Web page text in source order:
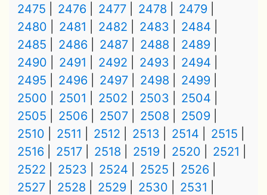
2475
2476 2477 2478
2479
2480
2481 2482 2483
2484
2485
2486 2487 2488
2489
2490
2491 2492 2493
2494
2495
2496 2497 2498
2499
2500
2501 2502 2503
2504
2505
2506 2507 2508
2509
2510
2511 2512 2513 2514
2515
2516
2517 2518 2519 2520
2521
2522
2523 2524 2525
2526
2527
2528 2529 2530
2531